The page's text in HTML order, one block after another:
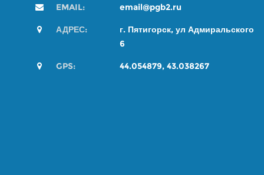
EMAIL: email@pgb2.ru
АДРЕС:
г. Пятигорск, ул Адмиральского
6
GPS: 44.054879, 43.038267